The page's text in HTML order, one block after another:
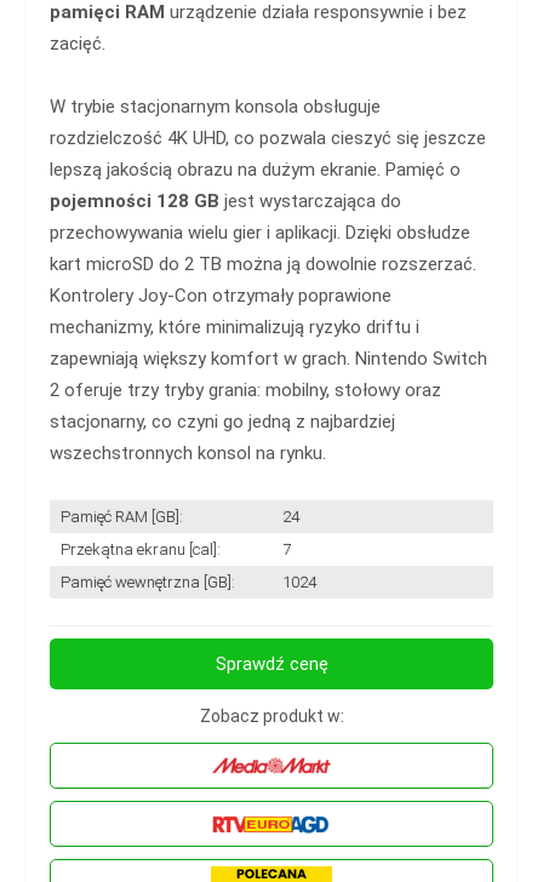
pamięci RAM urządzenie działa responsywnie i bez
zacięć.
W trybie stacjonarnym konsola obsługuje
rozdzielczość 4K UHD, co pozwala cieszyć się jeszcze
lepszą jakością obrazu na dużym ekranie. Pamięć o
pojemności 128 GB jest wystarczająca do
przechowywania wielu gier i aplikacji. Dzięki obsłudze
kart microSD do 2 TB można ją dowolnie rozszerzać.
Kontrolery Joy-Con otrzymały poprawione
mechanizmy, które minimalizują ryzyko driftu i
zapewniają większy komfort w grach. Nintendo Switch
2 oferuje trzy tryby grania: mobilny, stołowy oraz
stacjonarny, co czyni go jedną z najbardziej
wszechstronnych konsol na rynku.
Pamięć RAM [GB]:
24
Przekątna ekranu [cal]:
7
Pamięć wewnętrzna [GB]:
1024
Sprawdź cenę
Zobacz produkt w: